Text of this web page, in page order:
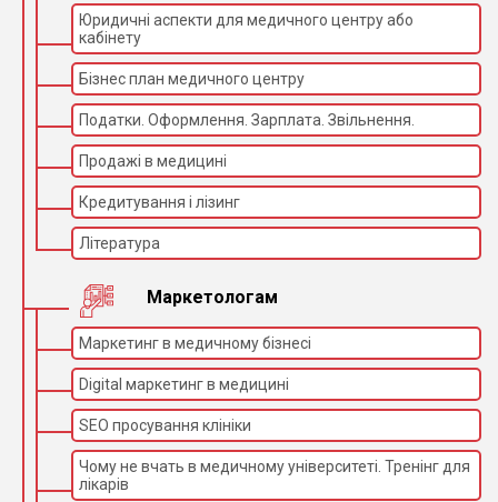
Юридичні аспекти для медичного центру або
кабінету
Бізнес план медичного центру
Податки. Оформлення. Зарплата. Звільнення.
Продажі в медицині
Кредитування і лізинг
Література
Маркетологам
Маркетинг в медичному бізнесі
Digital маркетинг в медицині
SEO просування клініки
Чому не вчать в медичному університеті. Тренінг для
лікарів